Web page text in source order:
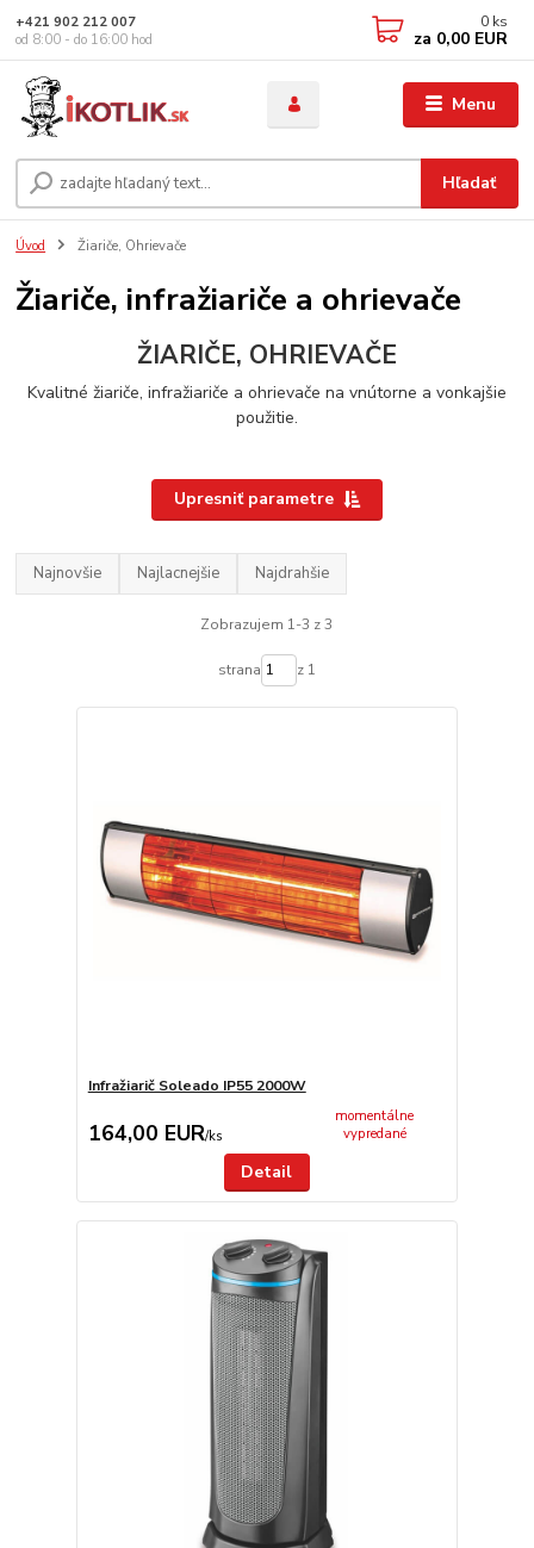
Menu
Hľadať
+421 902 212 007
od 8:00 - do 16:00 hod
0 ks
za 0,00 EUR
Úvod Žiariče, Ohrievače
Žiariče, infražiariče a ohrievače
ŽIARIČE, OHRIEVAČE
Kvalitné žiariče, infražiariče a ohrievače na vnútorne a vonkajšie
použitie.
Upresniť parametre
Najnovšie Najlacnejšie Najdrahšie
Zobrazujem 1-3 z 3
strana z 1
Infražiarič Soleado IP55 2000W
164,00 EUR/ks
momentálne
vypredané
Detail